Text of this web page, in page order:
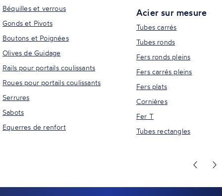
Béquilles et verrous
Gonds et Pivots
Boutons et Poignées
Olives de Guidage
Rails pour portails coulissants
Roues pour portails coulissants
Serrures
Sabots
Equerres de renfort
Acier sur mesure
Tubes carrés
Tubes ronds
Fers ronds pleins
Fers carrés pleins
Fers plats
Cornières
Fer T
Tubes rectangles